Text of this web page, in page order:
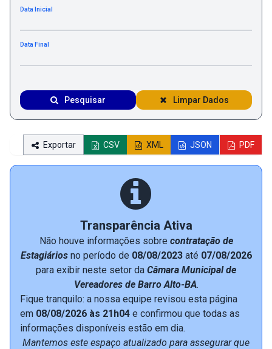
Data Inicial
Data Final
Pesquisar Limpar Dados
Exportar CSV XML JSON PDF
Transparência Ativa
Não houve informações sobre contratação de
Estagiáriosno período de 08/08/2023até 07/08/2026
para exibir neste setor da Câmara Municipal de
Vereadores de Barro Alto-BA.
Fique tranquilo: a nossa equipe revisou esta página
em 08/08/2026 às 21h04 e confirmou que todas as
informações disponíveis estão em dia.
Mantemos este espaço atualizado para assegurar que